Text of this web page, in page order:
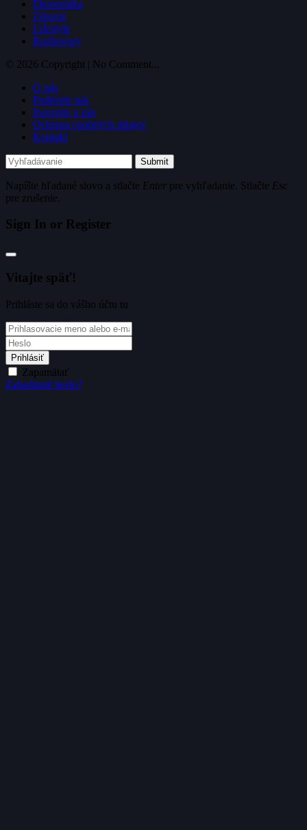
Ekonomika
Zdravie
Lifestyle
Rozhovory
© 2026 Copyright | No Comment...
O nás
Podporte nás
Inzerujte u nás
Ochrana osobných údajov
Kontakt
Submit
Napíšte hľadané slovo a stlačte Enter pre vyhľadanie. Stlačte Esc
pre zrušenie.
Sign In or Register
Vitajte späť!
Prihláste sa do vášho účtu tu
Prihlásiť
Zapamätať
Zabudnuté heslo?